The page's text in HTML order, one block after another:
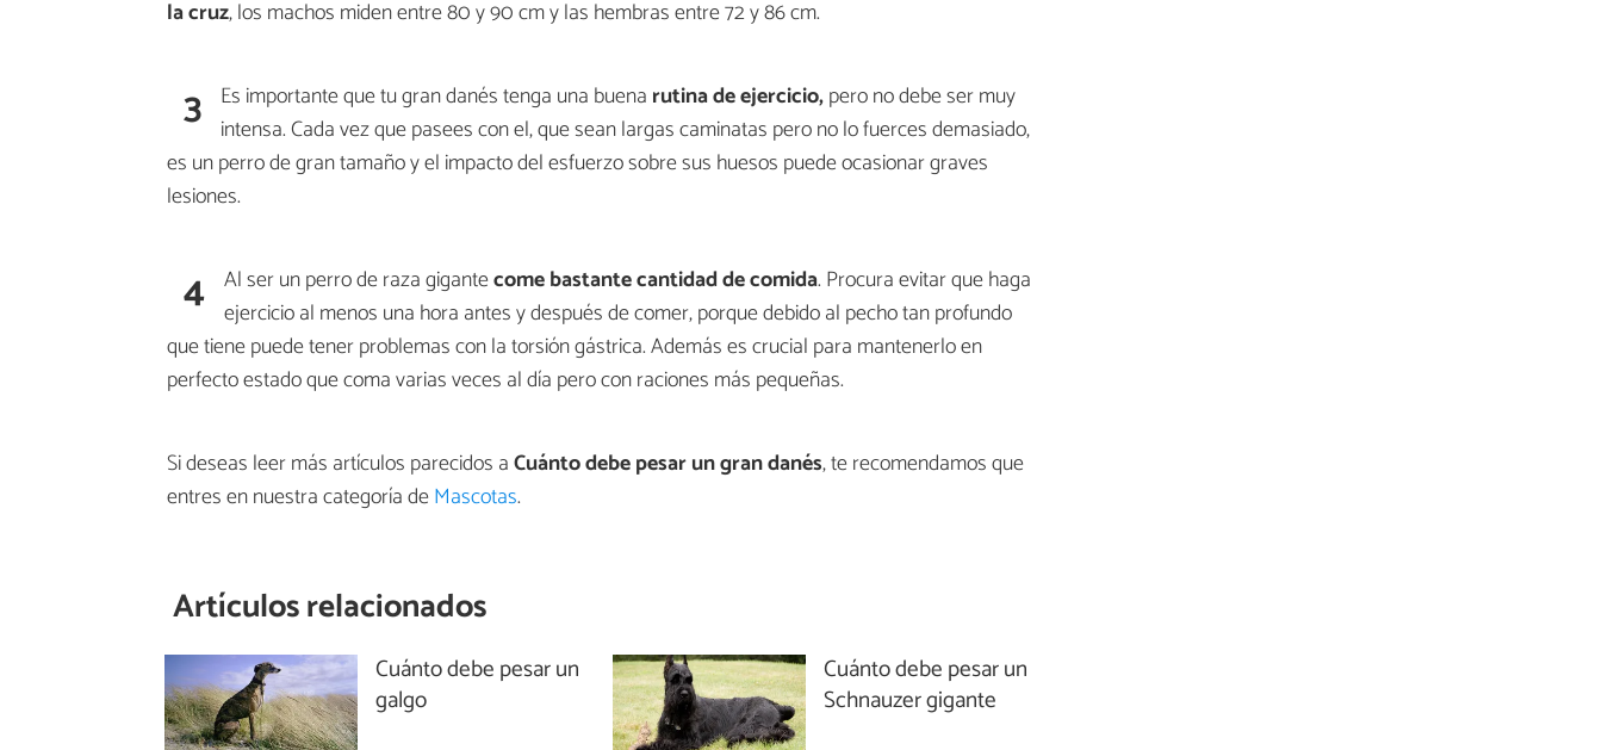
la cruz, los machos miden entre 80 y 90 cm y las hembras entre 72 y 86 cm.
3 Es importante que tu gran danés tenga una buena rutina de ejercicio,pero no debe ser muy
intensa. Cada vez que pasees con el, que sean largas caminatas pero no lo fuerces demasiado,
es un perro de gran tamaño y el impacto del esfuerzo sobre sus huesos puede ocasionar graves
lesiones.
4 Al ser un perro de raza gigantecome bastante cantidad de comida. Procura evitar que haga
ejercicio al menos una hora antes y después de comer, porque debido al pecho tan profundo
que tiene puede tener problemas con la torsión gástrica. Además es crucial para mantenerlo en
perfecto estado que coma varias veces al día pero con raciones más pequeñas.
Si deseas leer más artículos parecidos aCuánto debe pesar un gran danés, te recomendamos que
entres en nuestra categoría deMascotas.
Artículos relacionados
Cuánto debe pesar un
galgo
Cuánto debe pesar un
Schnauzer gigante